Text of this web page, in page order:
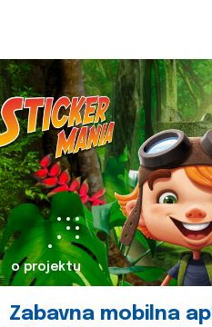
o projektu
Zabavna mobilna